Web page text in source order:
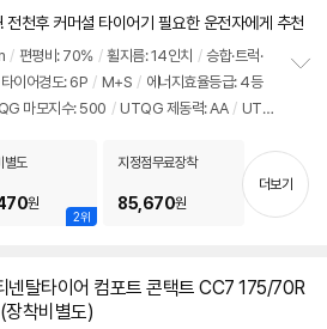
천후 커머셜 타이어기 필요한 운전자에게 추천
/ 편평비: 70% / 휠지름: 14인치 / 승합·트럭·
타이어경도: 6P / M+S / 에너지효율등급: 4등
마모지수: 500 / UTQG 제동력: AA / UTQ
기
2위
별도
원
지정점무료장착
85,670원
더보기
넨탈타이어 컴포트 콘택트 CC7 175/70R
장착비별도)